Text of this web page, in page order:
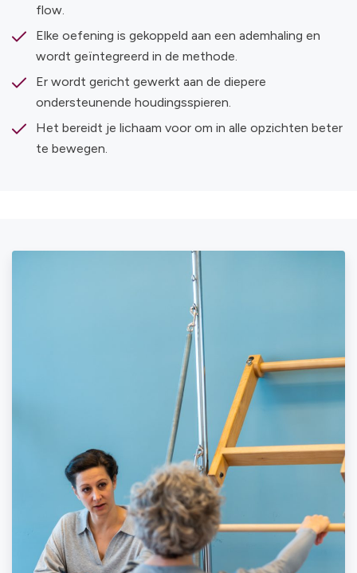
flow.
Elke oefening is gekoppeld aan een ademhaling en
wordt geïntegreerd in de methode.
Er wordt gericht gewerkt aan de diepere
ondersteunende houdingsspieren.
Het bereidt je lichaam voor om in alle opzichten beter
te bewegen.